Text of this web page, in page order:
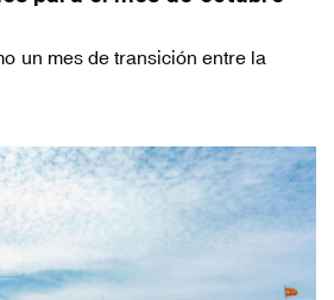
un mes de transición entre la